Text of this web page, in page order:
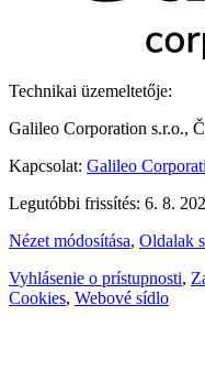
Technikai üzemeltetője:
Galileo Corporation s.r.o.,
Kapcsolat: Galileo
Legutóbbi frissítés: 6. 8.
Nézet módosítása, Oldalak
Vyhlásenie o prístupnosti,
Cookies, Webové sídlo